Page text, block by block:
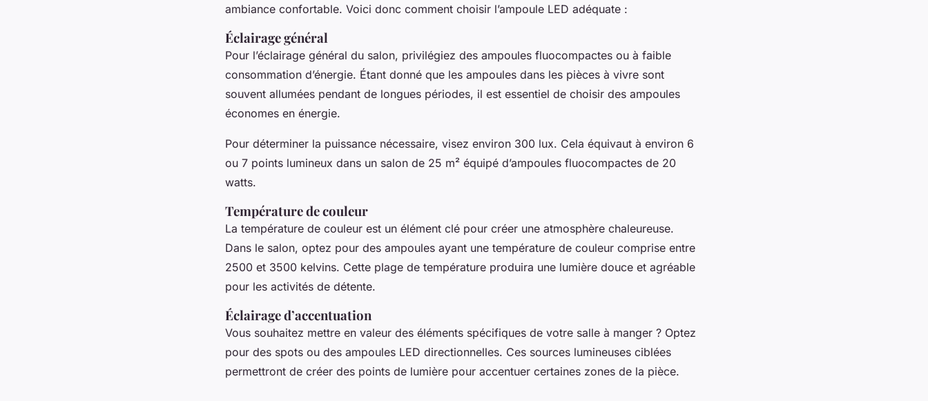
ambiance confortable. Voici donc comment choisir l’ampoule LED adéquate :
Éclairage général
Pour l’éclairage général du salon, privilégiez des ampoules fluocompactes ou à faible
consommation d’énergie. Étant donné que les ampoules dans les pièces à vivre sont
souvent allumées pendant de longues périodes, il est essentiel de choisir des ampoules
économes en énergie.
Pour déterminer la puissance nécessaire, visez environ 300 lux. Cela équivaut à environ 6
ou 7 points lumineux dans un salon de 25 m² équipé d’ampoules fluocompactes de 20
watts.
Température de couleur
La température de couleur est un élément clé pour créer une atmosphère chaleureuse.
Dans le salon, optez pour des ampoules ayant une température de couleur comprise entre
2500 et 3500 kelvins. Cette plage de température produira une lumière douce et agréable
pour les activités de détente.
Éclairage d’accentuation
Vous souhaitez mettre en valeur des éléments spécifiques de votre salle à manger ? Optez
pour des spots ou des ampoules LED directionnelles. Ces sources lumineuses ciblées
permettront de créer des points de lumière pour accentuer certaines zones de la pièce.